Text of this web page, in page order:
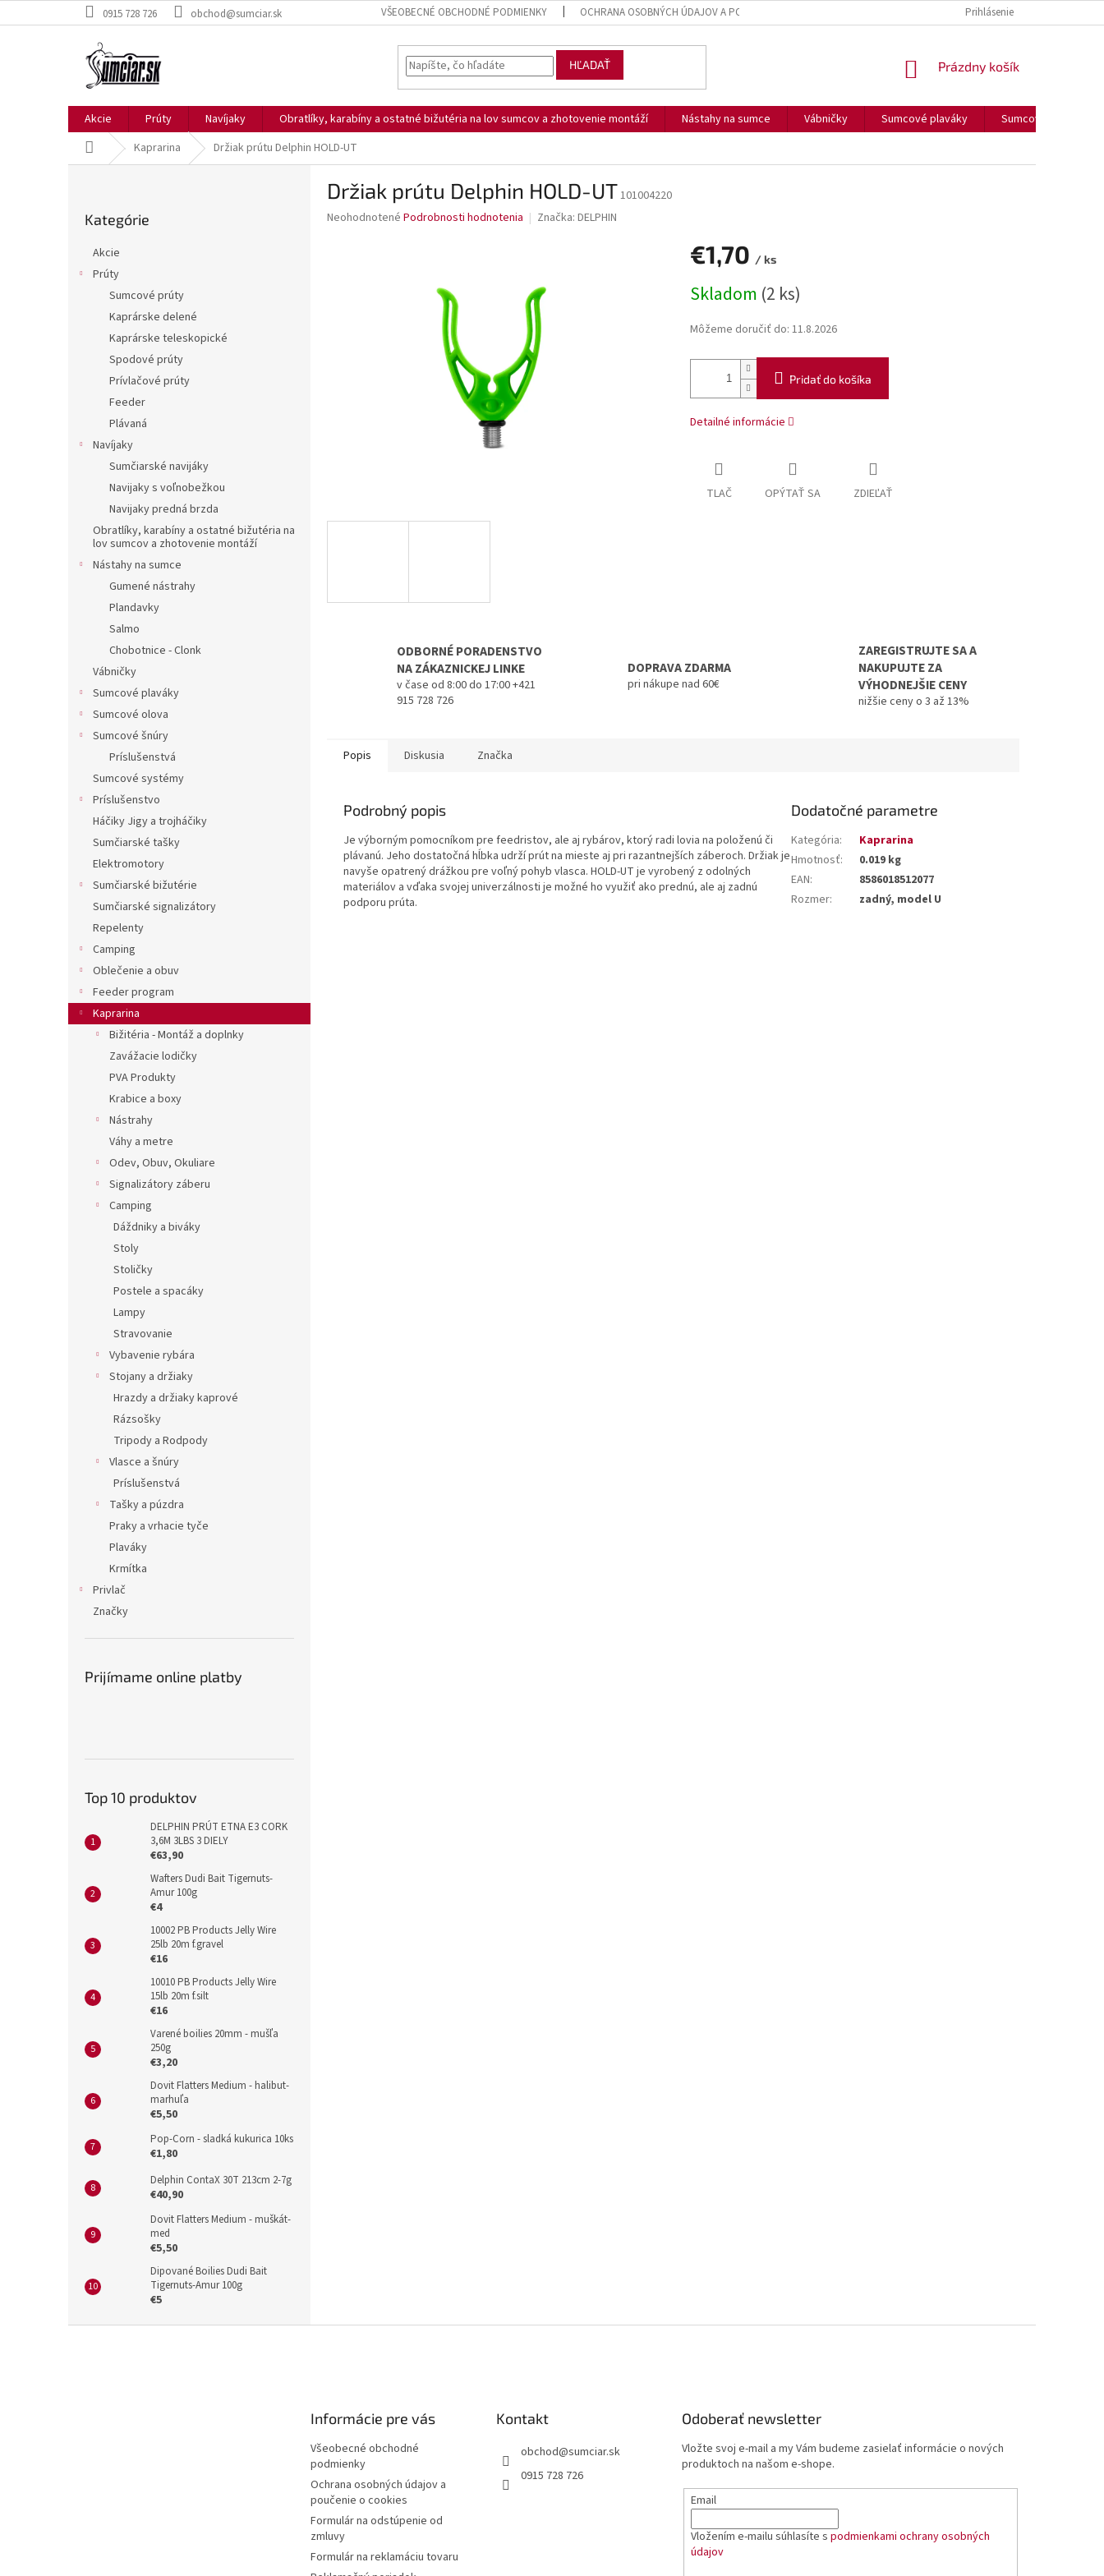
na
0915 728 726 obchod@sumciar.sk VŠEOBECNÉ OBCHODNÉ PODMIENKY OCHRANA OSOBNÝCH ÚDAJOV A POUČENIE O COOKIES FORMULÁR NA ODSTÚPENIE OD ZMLUVY
Prihlásenie
HĽADAŤ
NÁKUPNÝ
Prázdny košík
Akcie Prúty Navíjaky Obratlíky, karabíny a ostatné bižutéria na lov sumcov a zhotovenie montáží Nástahy na sumce Vábničky Sumcové plaváky
Sumcové olova
DomovKaprarina Držiak prútu Delphin HOLD-UT
kategórie
Kategórie
Akcie
Prúty
Sumcové prúty
Kaprárske delené
Kaprárske teleskopické
Spodové prúty
Prívlačové prúty
Feeder
Plávaná
Navíjaky
Sumčiarské navijáky
Navijaky s voľnobežkou
Navijaky predná brzda
Obratlíky, karabíny a ostatné bižutéria na
lov sumcov a zhotovenie montáží
Nástahy na sumce
Gumené nástrahy
Plandavky
Salmo
Chobotnice - Clonk
Vábničky
Sumcové plaváky
Sumcové olova
Sumcové šnúry
Príslušenstvá
Sumcové systémy
Príslušenstvo
Háčiky Jigy a trojháčiky
Sumčiarské tašky
Elektromotory
Sumčiarské bižutérie
Sumčiarské signalizátory
Repelenty
Camping
Oblečenie a obuv
Feeder program
Kaprarina
Bižitéria - Montáž a doplnky
Zavážacie lodičky
PVA Produkty
Krabice a boxy
Nástrahy
Váhy a metre
Odev, Obuv, Okuliare
Signalizátory záberu
Camping
Dáždniky a biváky
Stoly
Stoličky
Postele a spacáky
Lampy
Stravovanie
Vybavenie rybára
Stojany a držiaky
Hrazdy a držiaky kaprové
Rázsošky
Tripody a Rodpody
Vlasce a šnúry
Príslušenstvá
Tašky a púzdra
Praky a vrhacie tyče
Plaváky
Krmítka
Privlač
Značky
Prijímame online platby
Top 10 produktov
DELPHIN PRÚT ETNA E3 CORK
3,6M 3LBS 3 DIELY
€63,90
Wafters Dudi Bait Tigernuts-
Amur 100g
€4
10002 PB Products Jelly Wire
25lb 20m f.gravel
€16
10010 PB Products Jelly Wire
15lb 20m f.silt
€16
Varené boilies 20mm - mušľa
250g
€3,20
Dovit Flatters Medium - halibut-
marhuľa
€5,50
Pop-Corn - sladká kukurica 10ks
€1,80
Delphin ContaX 30T 213cm 2-7g
€40,90
Dovit Flatters Medium - muškát-
med
€5,50
Dipované Boilies Dudi Bait
Tigernuts-Amur 100g
€5
Držiak prútu Delphin HOLD-UT101004220
Priemerné
Neohodnotené Podrobnosti hodnotenia Značka: DELPHIN
€1,70 / ks
cena:
Skladom (2 ks)
Môžeme doručiť do: 11.8.2026
Pridať do košíka
Detailné informácie
TLAČ OPÝTAŤ SA ZDIEĽAŤ
ODBORNÉ PORADENSTVO
NA ZÁKAZNICKEJ LINKE
v čase od 8:00 do 17:00 +421
915 728 726
DOPRAVA ZDARMA
pri nákupe nad 60€
ZAREGISTRUJTE SA A
NAKUPUJTE ZA
VÝHODNEJŠIE CENY
nižšie ceny o 3 až 13%
Popis Diskusia Značka
Podrobný popis
Je výborným pomocníkom pre feedristov, ale aj rybárov, ktorý radi lovia na položenú či
plávanú. Jeho dostatočná hĺbka udrží prút na mieste aj pri razantnejších záberoch. Držiak je
navyše opatrený drážkou pre voľný pohyb vlasca. HOLD-UT je vyrobený z odolných
materiálov a vďaka svojej univerzálnosti je možné ho využiť ako prednú, ale aj zadnú
podporu prúta.
Dodatočné parametre
Kategória:
Kaprarina
Hmotnosť:
0.019 kg
EAN:
8586018512077
Rozmer: zadný, model U
Informácie pre vás
Všeobecné obchodné
podmienky
Ochrana osobných údajov a
poučenie o cookies
Formulár na odstúpenie od
zmluvy
Formulár na reklamáciu tovaru
Kontakt
obchod@sumciar.sk
0915 728 726
Odoberať newsletter
Vložte svoj e-mail a my Vám budeme zasielať informácie o nových
produktoch na našom e-shope.
Email
Vložením e-mailu súhlasíte spodmienkami ochrany osobných
údajov